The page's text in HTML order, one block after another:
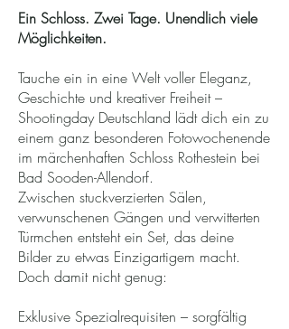
Ein Schloss. Zwei Tage. Unendlich viele
Möglichkeiten.
Tauche ein in eine Welt voller Eleganz,
Geschichte und kreativer Freiheit –
Shootingday Deutschland lädt dich ein zu
einem ganz besonderen Fotowochenende
im märchenhaften Schloss Rothestein bei
Bad Sooden-Allendorf.
Zwischen stuckverzierten Sälen,
verwunschenen Gängen und verwitterten
Türmchen entsteht ein Set, das deine
Bilder zu etwas Einzigartigem macht.
Doch damit nicht genug:
Exklusive Spezialrequisiten – sorgfältig